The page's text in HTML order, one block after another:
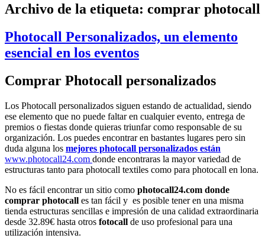
Archivo de la etiqueta: comprar photocall
Photocall Personalizados, un elemento
esencial en los eventos
Comprar Photocall personalizados
Los Photocall personalizados siguen estando de actualidad, siendo
ese elemento que no puede faltar en cualquier evento, entrega de
premios o fiestas donde quieras triunfar como responsable de su
organización. Los puedes encontrar en bastantes lugares pero sin
duda alguna los mejores photocall personalizados están
www.photocall24.com donde encontraras la mayor variedad de
estructuras tanto para photocall textiles como para photocall en lona.
No es fácil encontrar un sitio como photocall24.com donde
comprar photocall es tan fácil y es posible tener en una misma
tienda estructuras sencillas e impresión de una calidad extraordinaria
desde 32.89€ hasta otros fotocall de uso profesional para una
utilización intensiva.